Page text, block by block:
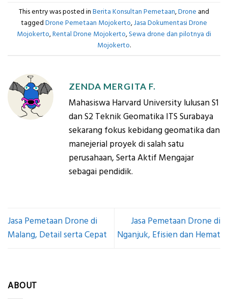
This entry was posted in Berita Konsultan Pemetaan,Drone and
tagged Drone Pemetaan Mojokerto,Jasa Dokumentasi Drone
Mojokerto,Rental Drone Mojokerto,Sewa drone dan pilotnya di
Mojokerto.
ZENDA MERGITA F.
Mahasiswa Harvard University lulusan S1
dan S2 Teknik Geomatika ITS Surabaya
sekarang fokus kebidang geomatika dan
manejerial proyek di salah satu
perusahaan, Serta Aktif Mengajar
sebagai pendidik.
Jasa Pemetaan Drone di
Malang, Detail serta Cepat
Jasa Pemetaan Drone di
Nganjuk, Efisien dan Hemat
ABOUT